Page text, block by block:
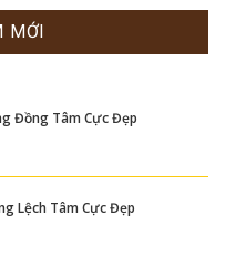
MỚI
Đồng Tâm Cực Đẹp
Lệch Tâm Cực Đẹp